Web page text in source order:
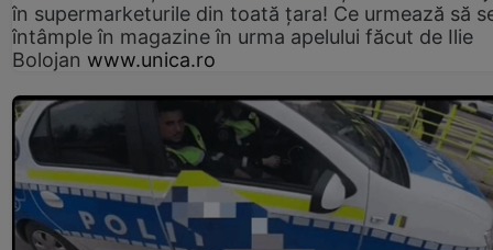
în supermarketurile din toată țara! Ce urmează să
întâmple în magazine în urma apelului făcut de Ilie
Bolojan www.unica.ro